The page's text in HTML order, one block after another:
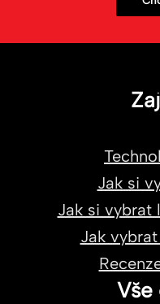
Jak si
Jak si vybrat
Jak
Vše